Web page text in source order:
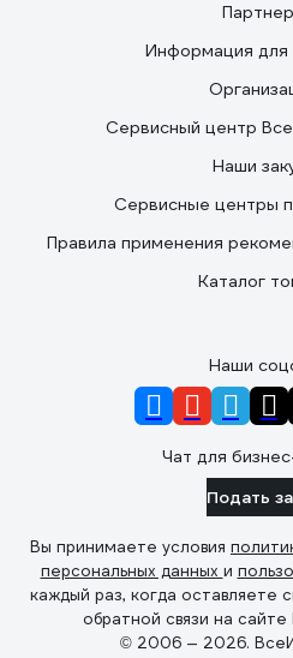
Информация для
Сервисный центр
Наши
Сервисные центры
Правила применения
Каталог
Наши
Чат для
Подать
Вы принимаете условия
персональных данных и
каждый раз, когда оставляете
обратной связи на
© 2006 — 2026.